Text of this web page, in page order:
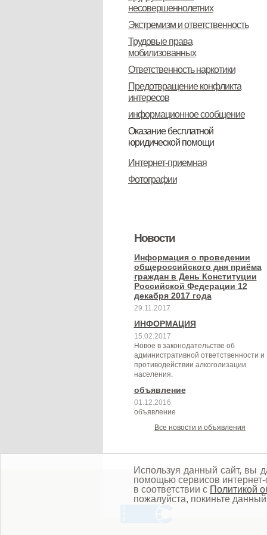
несовершеннолетних
Экстремизм и ответственность
Трудовые права
мобилизованных
Ответственность наркотики
Предотвращение конфликта
интересов
информационное сообщение
Оказание бесплатной
юридической помощи
юридической помощи
Интернет-приемная
Фотографии
Новости
Информация о проведении
общероссийского дня приёма
граждан в День Конституции
Российской Федерации 12
декабря 2017 года
29.11.2017
ИНФОРМАЦИЯ
15.02.2017
Новое в законодательстве об
административной ответственности и
противодействии алкоголизации
населения.
объявление
01.12.2016
объявление
Все новости и объявления
Используя данный сайт, вы
помощью сервисов интернет-
в соответствии с Политикой
пожалуйста, покиньте данный